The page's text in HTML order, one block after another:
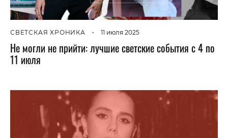
СВЕТСКАЯ ХРОНИКА • 11 июля 2025
Не могли не прийти: лучшие светские события с 4 по
11 июля